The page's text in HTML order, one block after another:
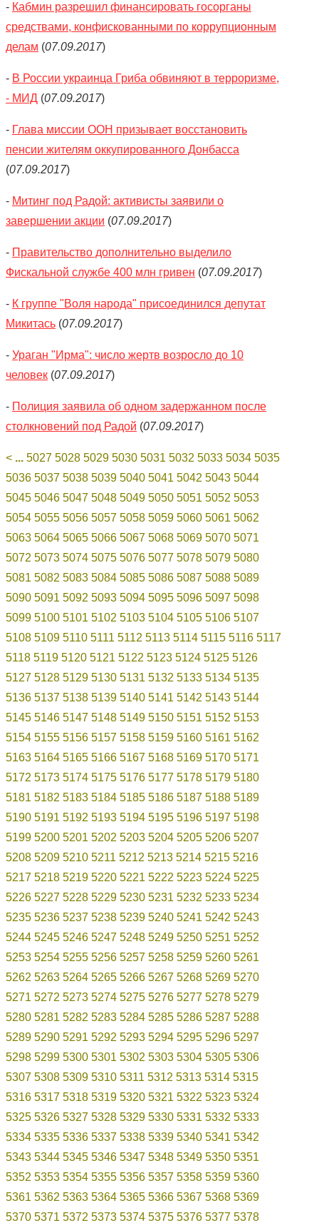
- Кабмин разрешил финансировать госорганы
средствами, конфискованными по коррупционным
делам (07.09.2017)
- В России украинца Гриба обвиняют в терроризме,
- МИД (07.09.2017)
- Глава миссии ООН призывает восстановить
пенсии жителям оккупированного Донбасса
(07.09.2017)
- Митинг под Радой: активисты заявили о
завершении акции (07.09.2017)
- Правительство дополнительно выделило
Фискальной службе 400 млн гривен (07.09.2017)
- К группе "Воля народа" присоединился депутат
Микитась (07.09.2017)
- Ураган "Ирма": число жертв возросло до 10
человек (07.09.2017)
- Полиция заявила об одном задержанном после
столкновений под Радой (07.09.2017)
< ... 5027 5028 5029 5030 5031 5032 5033 5034 5035
5036 5037 5038 5039 5040 5041 5042 5043 5044
5045 5046 5047 5048 5049 5050 5051 5052 5053
5054 5055 5056 5057 5058 5059 5060 5061 5062
5063 5064 5065 5066 5067 5068 5069 5070 5071
5072 5073 5074 5075 5076 5077 5078 5079 5080
5081 5082 5083 5084 5085 5086 5087 5088 5089
5090 5091 5092 5093 5094 5095 5096 5097 5098
5099 5100 5101 5102 5103 5104 5105 5106 5107
5108 5109 5110 5111 5112 5113 5114 5115 5116 5117
5118 5119 5120 5121 5122 5123 5124 5125 5126
5127 5128 5129 5130 5131 5132 5133 5134 5135
5136 5137 5138 5139 5140 5141 5142 5143 5144
5145 5146 5147 5148 5149 5150 5151 5152 5153
5154 5155 5156 5157 5158 5159 5160 5161 5162
5163 5164 5165 5166 5167 5168 5169 5170 5171
5172 5173 5174 5175 5176 5177 5178 5179 5180
5181 5182 5183 5184 5185 5186 5187 5188 5189
5190 5191 5192 5193 5194 5195 5196 5197 5198
5199 5200 5201 5202 5203 5204 5205 5206 5207
5208 5209 5210 5211 5212 5213 5214 5215 5216
5217 5218 5219 5220 5221 5222 5223 5224 5225
5226 5227 5228 5229 5230 5231 5232 5233 5234
5235 5236 5237 5238 5239 5240 5241 5242 5243
5244 5245 5246 5247 5248 5249 5250 5251 5252
5253 5254 5255 5256 5257 5258 5259 5260 5261
5262 5263 5264 5265 5266 5267 5268 5269 5270
5271 5272 5273 5274 5275 5276 5277 5278 5279
5280 5281 5282 5283 5284 5285 5286 5287 5288
5289 5290 5291 5292 5293 5294 5295 5296 5297
5298 5299 5300 5301 5302 5303 5304 5305 5306
5307 5308 5309 5310 5311 5312 5313 5314 5315
5316 5317 5318 5319 5320 5321 5322 5323 5324
5325 5326 5327 5328 5329 5330 5331 5332 5333
5334 5335 5336 5337 5338 5339 5340 5341 5342
5343 5344 5345 5346 5347 5348 5349 5350 5351
5352 5353 5354 5355 5356 5357 5358 5359 5360
5361 5362 5363 5364 5365 5366 5367 5368 5369
5370 5371 5372 5373 5374 5375 5376 5377 5378